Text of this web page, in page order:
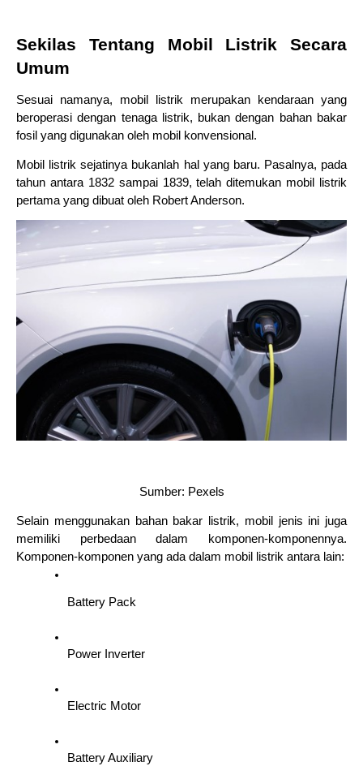
Sekilas Tentang Mobil Listrik Secara
Umum
Sesuai namanya, mobil listrik merupakan kendaraan yang
beroperasi dengan tenaga listrik, bukan dengan bahan bakar
fosil yang digunakan oleh mobil konvensional.
Mobil listrik sejatinya bukanlah hal yang baru. Pasalnya, pada
tahun antara 1832 sampai 1839, telah ditemukan mobil listrik
pertama yang dibuat oleh Robert Anderson.
Sumber: Pexels
Selain menggunakan bahan bakar listrik, mobil jenis ini juga
memiliki perbedaan dalam komponen-komponennya.
Komponen-komponen yang ada dalam mobil listrik antara lain:
Battery Pack
Power Inverter
Electric Motor
Battery Auxiliary